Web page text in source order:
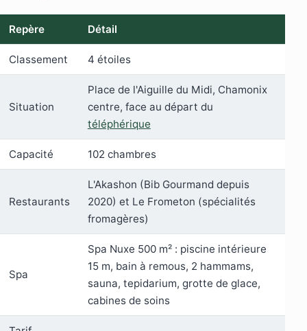
Repère Détail
Classement 4 étoiles
Situation
Place de l'Aiguille du Midi, Chamonix
centre, face au départ du
téléphérique
Capacité 102 chambres
Restaurants
L'Akashon (Bib Gourmand depuis
2020) et Le Frometon (spécialités
fromagères)
Spa
Spa Nuxe 500 m² : piscine intérieure
15 m, bain à remous, 2 hammams,
sauna, tepidarium, grotte de glace,
cabines de soins